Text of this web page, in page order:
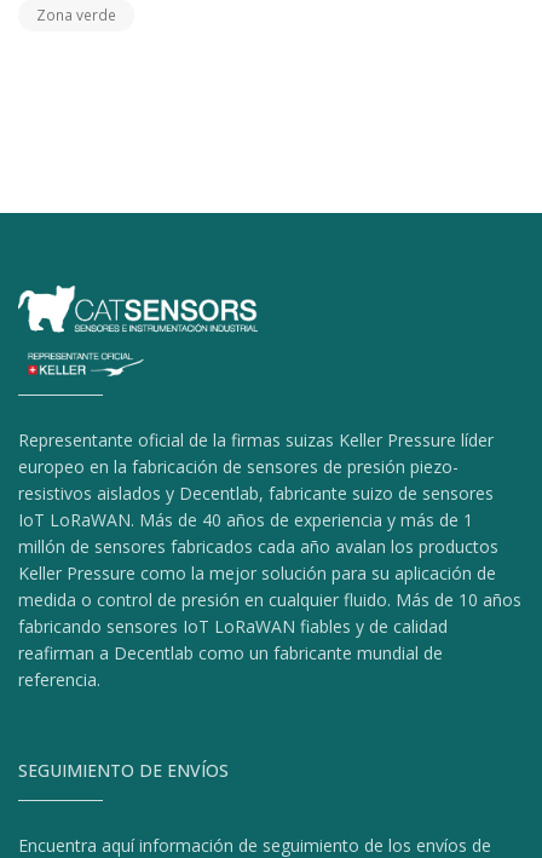
Zona verde
Representante oficial de la firmas suizas Keller Pressure líder
europeo en la fabricación de sensores de presión piezo-
resistivos aislados y Decentlab, fabricante suizo de sensores
IoT LoRaWAN. Más de 40 años de experiencia y más de 1
millón de sensores fabricados cada año avalan los productos
Keller Pressure como la mejor solución para su aplicación de
medida o control de presión en cualquier fluido. Más de 10 años
fabricando sensores IoT LoRaWAN fiables y de calidad
reafirman a Decentlab como un fabricante mundial de
referencia.
SEGUIMIENTO DE ENVÍOS
Encuentra aquí información de seguimiento de los envíos de